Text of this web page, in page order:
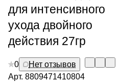
для интенсивного
ухода двойного
действия 27гр
0
Нет отзывов
Арт. 8809471410804